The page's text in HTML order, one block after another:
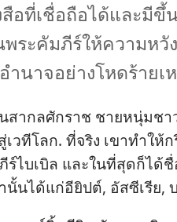
อ​ที่​เชื่อถือ​ได้​และ​มี​ขึ้
พระ​คัมภีร์​ให้​ความ​ห
ำนาจ​อย่าง​โหด​ร้าย​
สากล​ศักราช ชาย​หนุ่ม​ชา
เวที​โลก. ที่​จริง เขา​ทำ​ใ
ไบเบิล และ​ใน​ที่​สุด​ก็​ได้​
น​ได้​แก่​อียิปต์, อัสซีเรีย,